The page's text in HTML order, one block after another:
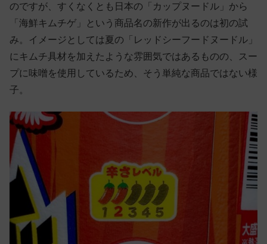
のですが、すくなくとも日本の「カップヌードル」から
「海鮮キムチゲ」という商品名の新作が出るのは初の試
み。イメージとしては夏の「レッドシーフードヌードル」
にキムチ具材を加えたような雰囲気ではあるものの、スー
プに味噌を使用しているため、そう単純な商品ではない様
子。